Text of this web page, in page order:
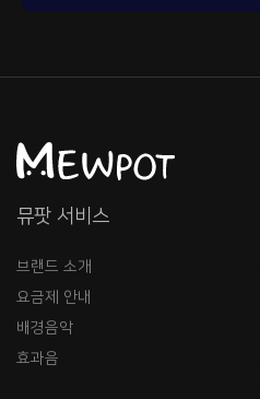
뮤팟 서비스
브랜드 소개
요금제 안내
배경음악
효과음